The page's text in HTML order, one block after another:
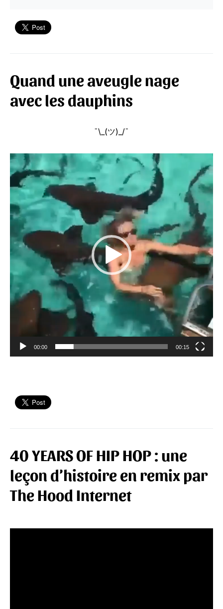
Quand une aveugle nage
avec les dauphins
¯\_(ツ)_/¯
Lecteur
vidéo
00:00 00:15
40 YEARS OF HIP HOP : une
leçon d’histoire en remix par
The Hood Internet